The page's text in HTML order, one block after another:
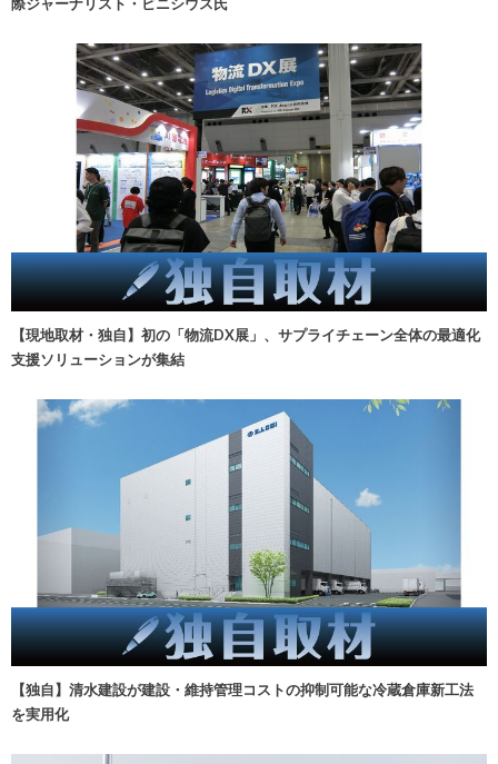
【現地取材・独自】初の「物流DX展」、サプライチェーン全体の最適化
支援ソリューションが集結
【独自】清水建設が建設・維持管理コストの抑制可能な冷蔵倉庫新工法
を実用化